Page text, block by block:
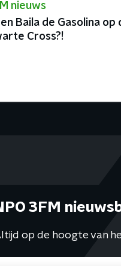
nieuws
Baila de Gasolina op
Cross?!
3FM
op de hoogte van